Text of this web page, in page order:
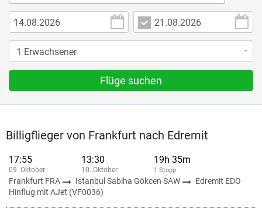
Flüge suchen
Billigflieger von Frankfurt nach Edremit
17:55
09. Oktober
13:30
10. Oktober
19h 35m
1 Stopp
Frankfurt FRA Istanbul Sabiha Gökcen SAW
Edremit EDO
Hinflug mit AJet (VF0036)